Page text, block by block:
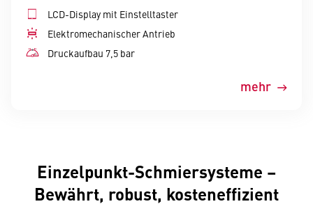
LCD-Display mit Einstelltaster
Elektromechanischer Antrieb
Druckaufbau 7,5 bar
mehr
Einzelpunkt-Schmiersysteme –
Bewährt, robust, kosteneffizient